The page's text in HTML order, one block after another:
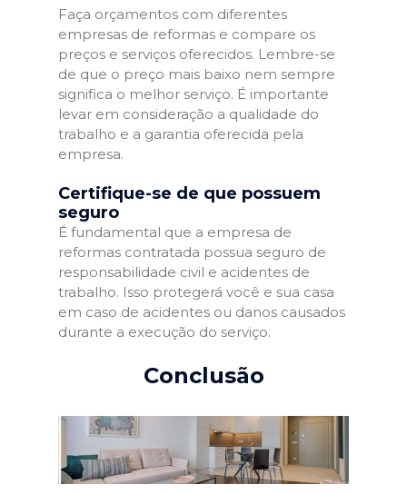
Faça orçamentos com diferentes
empresas de reformas e compare os
preços e serviços oferecidos. Lembre-se
de que o preço mais baixo nem sempre
significa o melhor serviço. É importante
levar em consideração a qualidade do
trabalho e a garantia oferecida pela
empresa.
Certifique-se de que possuem
seguro
É fundamental que a empresa de
reformas contratada possua seguro de
responsabilidade civil e acidentes de
trabalho. Isso protegerá você e sua casa
em caso de acidentes ou danos causados
durante a execução do serviço.
Conclusão